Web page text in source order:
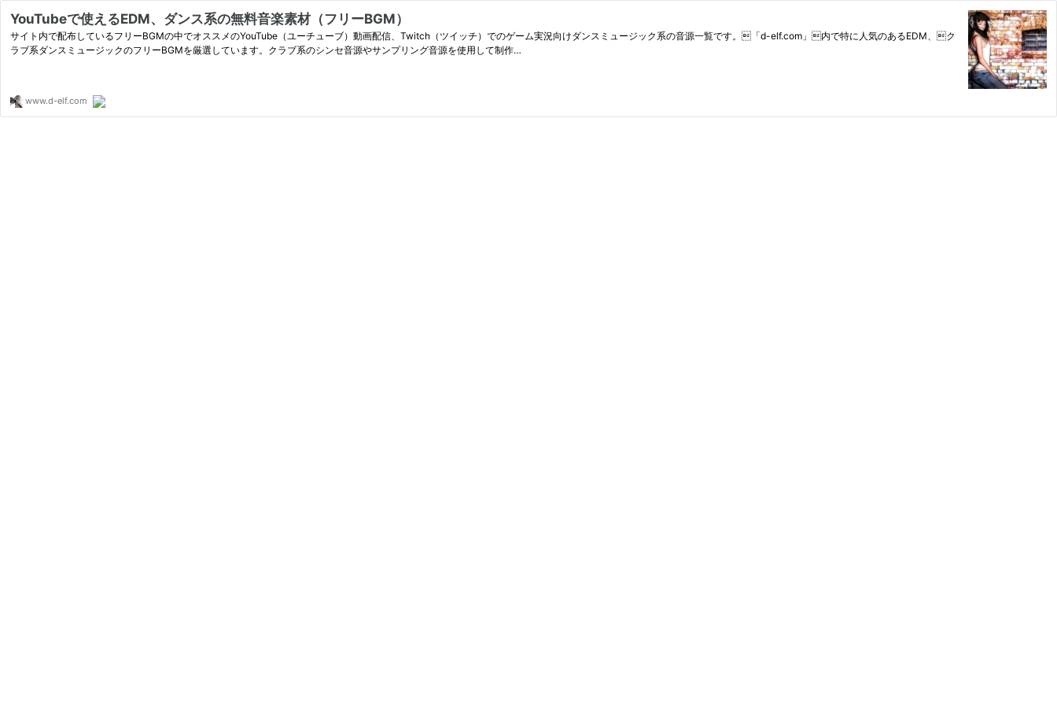
YouTubeで使えるEDM、ダンス系の無料音楽素材（フリーBGM）
サイト内で配布しているフリーBGMの中でオススメのYouTube（ユーチューブ）動画配信、Twitch（ツイッチ）でのゲーム実況向けダンスミュージック系の音源一覧です。「d-elf.com」内で特に人気のあるEDM、ク
ラブ系ダンスミュージックのフリーBGMを厳選しています。クラブ系のシンセ音源やサンプリング音源を使用して制作…
www.d-elf.com